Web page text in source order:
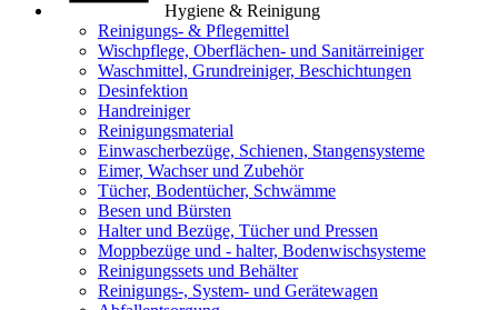
Hygiene & Reinigung
Reinigungs- & Pflegemittel
Wischpflege, Oberflächen- und Sanitärreiniger
Waschmittel, Grundreiniger, Beschichtungen
Desinfektion
Handreiniger
Reinigungsmaterial
Einwascherbezüge, Schienen, Stangensysteme
Eimer, Wachser und Zubehör
Tücher, Bodentücher, Schwämme
Besen und Bürsten
Halter und Bezüge, Tücher und Pressen
Moppbezüge und - halter, Bodenwischsysteme
Reinigungssets und Behälter
Reinigungs-, System- und Gerätewagen